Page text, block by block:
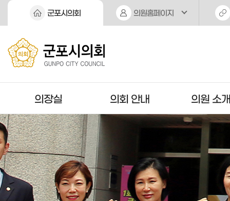
본문바로가기
군포시의회 의원홈페이지
의장실 의회 안내 의원 소개